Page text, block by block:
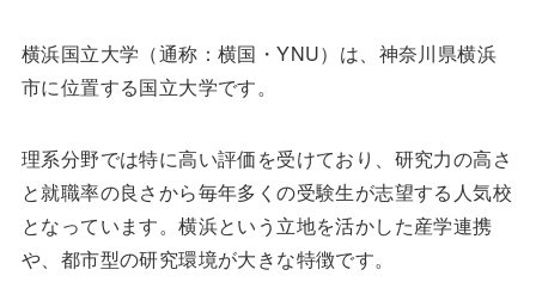
横浜国立大学（通称：横国・YNU）は、神奈川県横浜
市に位置する国立大学です。
理系分野では特に高い評価を受けており、研究力の高さ
と就職率の良さから毎年多くの受験生が志望する人気校
となっています。横浜という立地を活かした産学連携
や、都市型の研究環境が大きな特徴です。